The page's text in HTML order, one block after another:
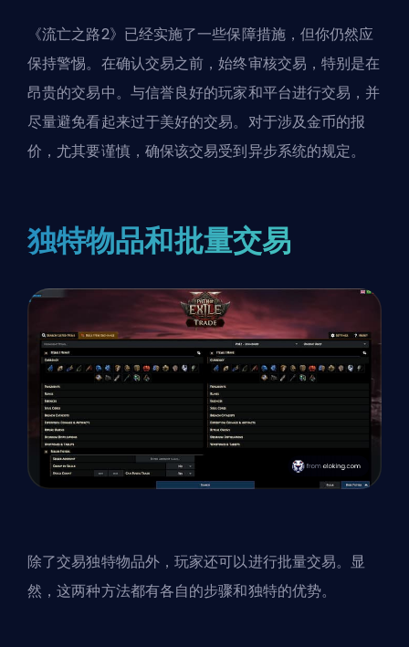
《流亡之路2》已经实施了一些保障措施，但你仍然应
保持警惕。在确认交易之前，始终审核交易，特别是在
昂贵的交易中。与信誉良好的玩家和平台进行交易，并
尽量避免看起来过于美好的交易。对于涉及金币的报
价，尤其要谨慎，确保该交易受到异步系统的规定。
独特物品和批量交易
除了交易独特物品外，玩家还可以进行批量交易。显
然，这两种方法都有各自的步骤和独特的优势。